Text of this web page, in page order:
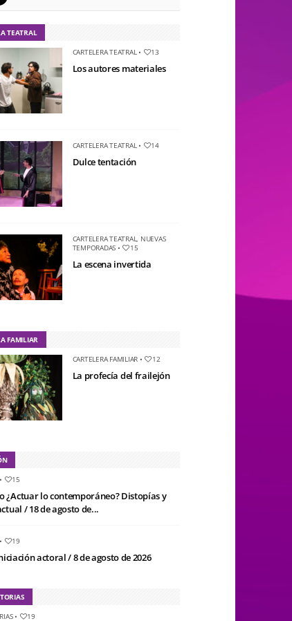
TEATRAL
CARTELERA TEATRAL• 13
Los autores materiales
CARTELERA TEATRAL• 14
Dulce tentación
CARTELERA TEATRAL, NUEVAS
TEMPORADAS • 15
La escena invertida
FAMILIAR
CARTELERA FAMILIAR • 12
La profecía del frailejón
• 15
¿Actuar lo contemporáneo? Distopías y
/ 18 de agosto de...
• 19
actoral / 8 de agosto de 2026
• 19